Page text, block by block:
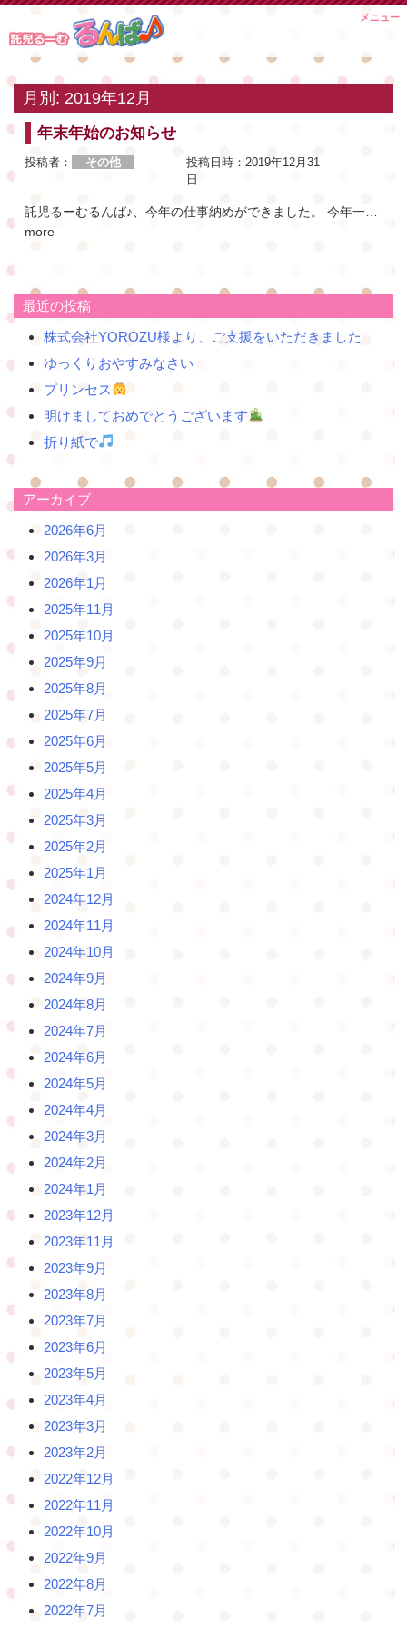
Skip
content
メニュー
月別: 2019年12月
年末年始のお知らせ
投稿者： その他 投稿日時： 2019年12月31
日
託児るーむるんば♪、今年の仕事納めができました。 今年一
more
最近の投稿
株式会社YOROZU様より、ご支援をいただきました
ゆっくりおやすみなさい
プリンセス
明けましておめでとうございます
折り紙で
アーカイブ
2026年6月
2026年3月
2026年1月
2025年11月
2025年10月
2025年9月
2025年8月
2025年7月
2025年6月
2025年5月
2025年4月
2025年3月
2025年2月
2025年1月
2024年12月
2024年11月
2024年10月
2024年9月
2024年8月
2024年7月
2024年6月
2024年5月
2024年4月
2024年3月
2024年2月
2024年1月
2023年12月
2023年11月
2023年9月
2023年8月
2023年7月
2023年6月
2023年5月
2023年4月
2023年3月
2023年2月
2022年12月
2022年11月
2022年10月
2022年9月
2022年8月
2022年7月